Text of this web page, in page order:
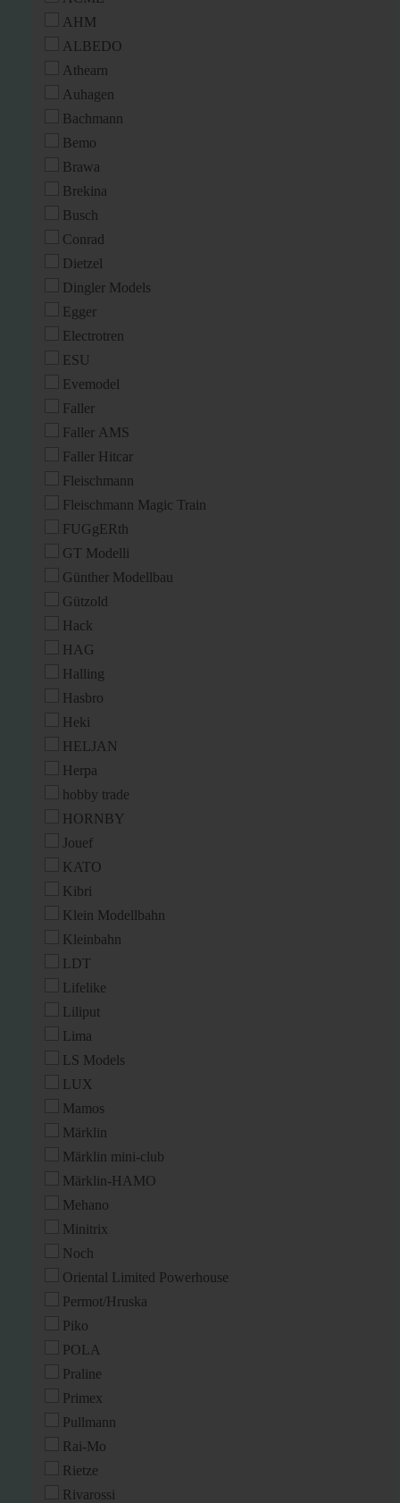
AHM
ALBEDO
Athearn
Auhagen
Bachmann
Bemo
Brawa
Brekina
Busch
Conrad
Dietzel
Dingler Models
Egger
Electrotren
ESU
Evemodel
Faller
Faller AMS
Faller Hitcar
Fleischmann
Fleischmann Magic Train
FUGgERth
GT Modelli
Günther Modellbau
Gützold
Hack
HAG
Halling
Hasbro
Heki
HELJAN
Herpa
hobby trade
HORNBY
Jouef
KATO
Kibri
Klein Modellbahn
Kleinbahn
LDT
Lifelike
Liliput
Lima
LS Models
LUX
Mamos
Märklin
Märklin mini-club
Märklin-HAMO
Mehano
Minitrix
Noch
Oriental Limited Powerhouse
Permot/Hruska
Piko
POLA
Praline
Primex
Pullmann
Rai-Mo
Rietze
Rivarossi